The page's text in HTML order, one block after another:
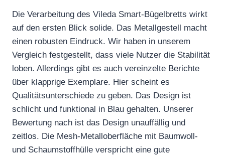
Die Verarbeitung des Vileda Smart-Bügelbretts wirkt
auf den ersten Blick solide. Das Metallgestell macht
einen robusten Eindruck. Wir haben in unserem
Vergleich festgestellt, dass viele Nutzer die Stabilität
loben. Allerdings gibt es auch vereinzelte Berichte
über klapprige Exemplare. Hier scheint es
Qualitätsunterschiede zu geben. Das Design ist
schlicht und funktional in Blau gehalten. Unserer
Bewertung nach ist das Design unauffällig und
zeitlos. Die Mesh-Metalloberfläche mit Baumwoll-
und Schaumstoffhülle verspricht eine gute